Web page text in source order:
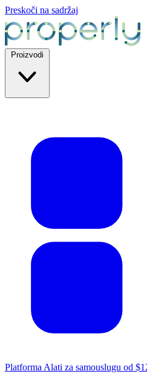
Preskoči na sadržaj
Platforma Alati za samouslugu od